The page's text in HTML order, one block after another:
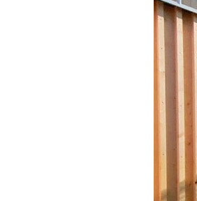
COSTRUZIONE